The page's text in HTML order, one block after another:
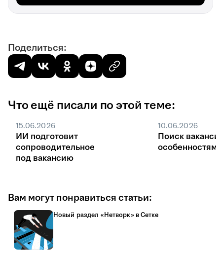
Поделиться:
Что ещё писали по этой теме:
15.06.2026
ИИ подготовит
сопроводительное
под вакансию
10.06.2026
Поиск
Вам могут понравиться статьи:
Новый раздел «Нетворк» в Сетке